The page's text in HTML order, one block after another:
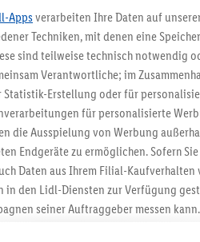
Meine Filiale
5.95 €
Jetzt zum
Apps verarbeiten Ihre Daten auf
Techniken, mit denen eine
sind teilweise technisch notwendig
Verantwortliche; im
Erstellung oder für
für personalisierte
die Ausspielung von Werbung
Endgeräte zu ermöglichen. Sofern
Daten aus Ihrem Filial-
in den Lidl-Diensten zur Verfügung
seiner Auftraggeber messen kann.